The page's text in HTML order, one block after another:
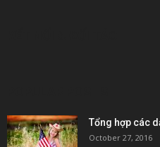
Tổng hợp các
October 27, 2016